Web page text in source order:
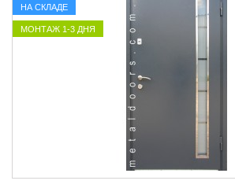
НА СКЛАДЕ
МОНТАЖ 1-3 ДНЯ